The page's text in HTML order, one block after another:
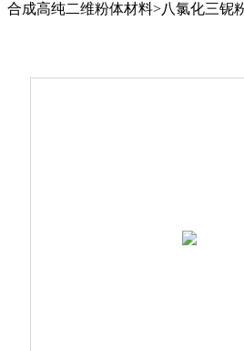
合成高纯二维粉体材料>八氯化三铌